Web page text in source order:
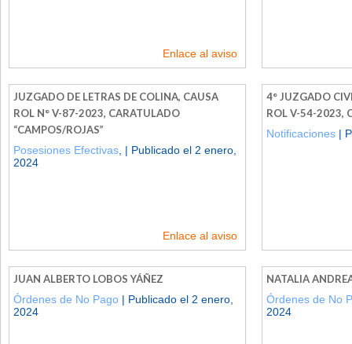
Enlace al aviso
JUZGADO DE LETRAS DE COLINA, CAUSA
ROL N° V-87-2023, CARATULADO
“CAMPOS/ROJAS”
Posesiones Efectivas , | Publicado el 2 enero,
2024
Enlace al aviso
4° JUZGADO
ROL V-54-2023,
Notificaciones |
JUAN ALBERTO LOBOS YÁÑEZ
Órdenes de No Pago | Publicado el 2 enero,
2024
NATALIA
Órdenes de No
2024